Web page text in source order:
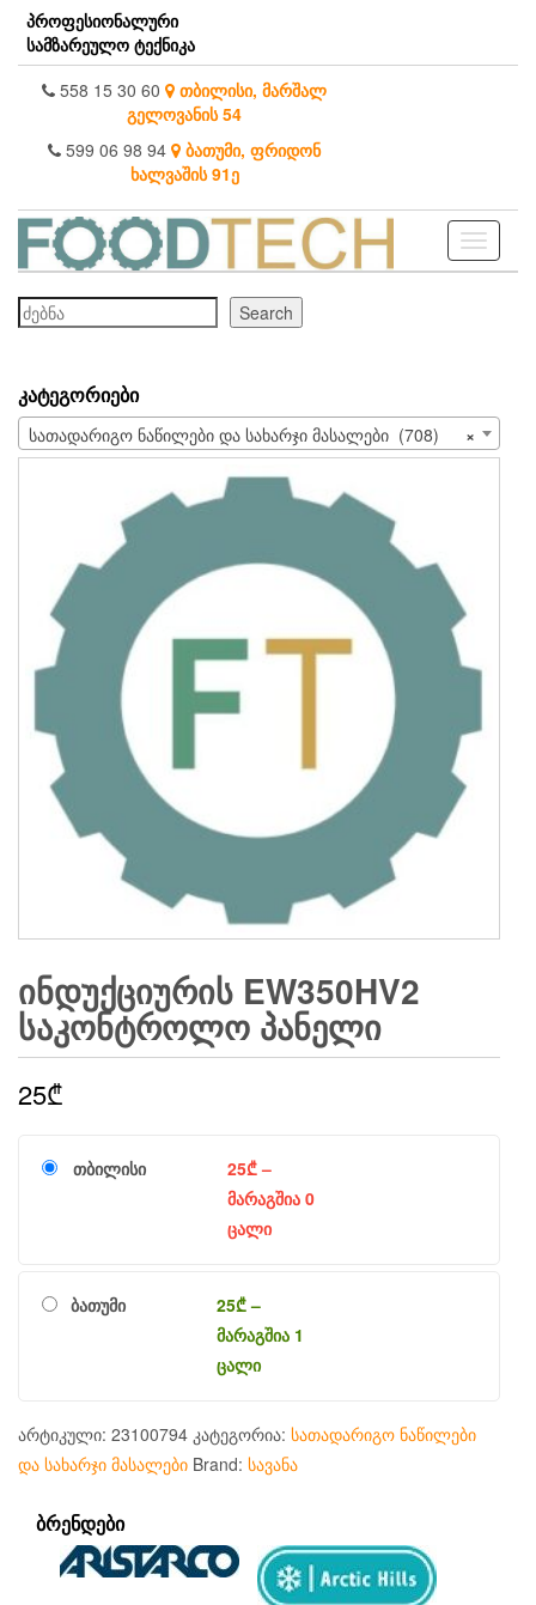
Skip
the
content
პროფესიონალური
სამზარეულო ტექნიკა
558 15 30 60 თბილისი, მარშალ
გელოვანის 54
599 06 98 94 ბათუმი, ფრიდონ
ხალვაშის 91ე
Toggle
ძებნა
Search
ᲙᲐᲢᲔᲒᲝᲠᲘᲔᲑᲘ
×
სათადარიგო ნაწილები და სახარჯი მასალები (708)
ᲘᲜᲓᲣᲥᲪᲘᲣᲠᲘᲡ EW350HV2
ᲡᲐᲙᲝᲜᲢᲠᲝᲚᲝ ᲞᲐᲜᲔᲚᲘ
25₾
თბილისი 25₾–
მარაგშია 0
ცალი
ბათუმი 25₾–
მარაგშია 1
ცალი
არტიკული: 23100794 კატეგორია: სათადარიგო ნაწილები
და სახარჯი მასალები Brand: სავანა
ᲑᲠᲔᲜᲓᲔᲑᲘ